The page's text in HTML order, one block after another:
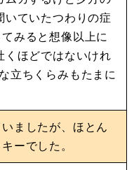
ていたつわりの症
みると想像以上に
くほどではないけれ
立ちくらみもたまに
ましたが、ほとん
ーでした。